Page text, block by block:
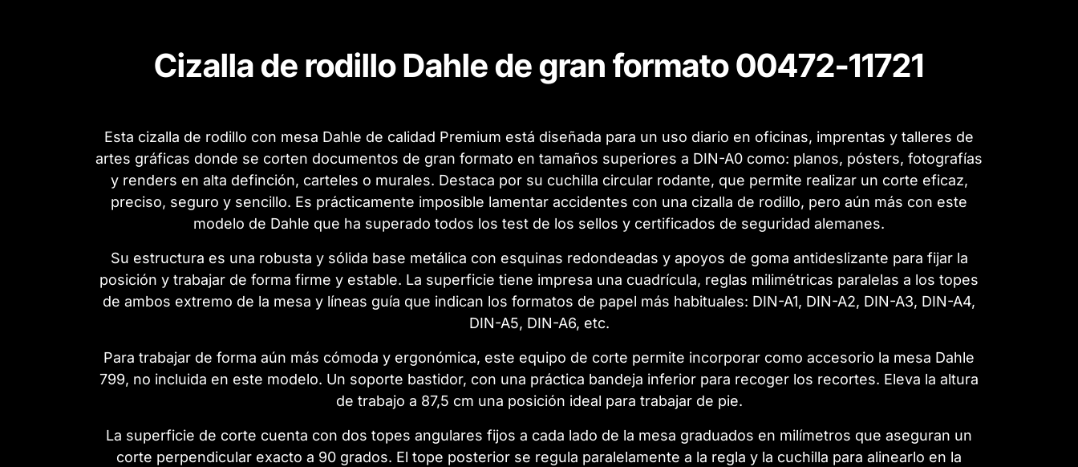
Cizalla de rodillo Dahle de gran formato 00472-11721
Esta cizalla de rodillo con mesa Dahle de calidad Premium está diseñada para un uso diario en oficinas, imprentas y talleres de
artes gráficas donde se corten documentos de gran formato en tamaños superiores a DIN-A0 como: planos, pósters, fotografías
y renders en alta definción, carteles o murales. Destaca por su cuchilla circular rodante, que permite realizar un corte eficaz,
preciso, seguro y sencillo. Es prácticamente imposible lamentar accidentes con una cizalla de rodillo, pero aún más con este
modelo de Dahle que ha superado todos los test de los sellos y certificados de seguridad alemanes.
Su estructura es una robusta y sólida base metálica con esquinas redondeadas y apoyos de goma antideslizante para fijar la
posición y trabajar de forma firme y estable. La superficie tiene impresa una cuadrícula, reglas milimétricas paralelas a los topes
de ambos extremo de la mesa y líneas guía que indican los formatos de papel más habituales: DIN-A1, DIN-A2, DIN-A3, DIN-A4,
DIN-A5, DIN-A6, etc.
Para trabajar de forma aún más cómoda y ergonómica, este equipo de corte permite incorporar como accesorio la mesa Dahle
799, no incluida en este modelo. Un soporte bastidor, con una práctica bandeja inferior para recoger los recortes. Eleva la altura
de trabajo a 87,5 cm una posición ideal para trabajar de pie.
La superficie de corte cuenta con dos topes angulares fijos a cada lado de la mesa graduados en milímetros que aseguran un
corte perpendicular exacto a 90 grados. El tope posterior se regula paralelamente a la regla y la cuchilla para alinearlo en la